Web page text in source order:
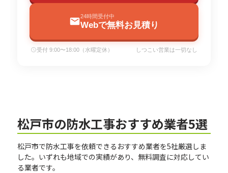
24時間受付中
Webで無料お見積り
受付 9:00〜18:00（水曜定休） しつこい営業は一切なし
松戸市の防水工事おすすめ業者5選
松戸市で防水工事を依頼できるおすすめ業者を5社厳選しま
した。いずれも地域での実績があり、無料調査に対応してい
る業者です。